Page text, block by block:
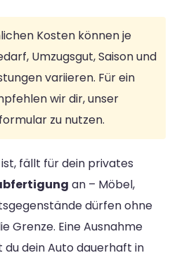
Kosten können je
Umzugsgut, Saison und
variieren. Für ein
wir dir, unser
zu nutzen.
fällt für dein privates
an – Möbel,
dürfen ohne
Grenze. Eine Ausnahme
du dein Auto dauerhaft in